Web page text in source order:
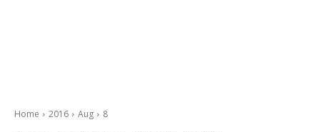
Home 2016 Aug 8